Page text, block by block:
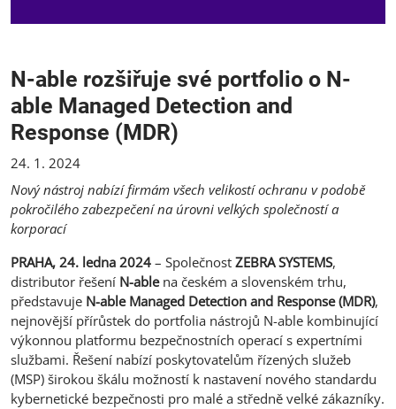
N-able rozšiřuje své portfolio o N-
able Managed Detection and
Response (MDR)
24. 1. 2024
Nový nástroj nabízí firmám všech velikostí ochranu v podobě
pokročilého zabezpečení na úrovni velkých společností a
korporací
PRAHA, 24. ledna 2024 – Společnost ZEBRA SYSTEMS,
distributor řešení N-ablena českém a slovenském trhu,
představuje N-able Managed Detection and Response (MDR),
nejnovější přírůstek do portfolia nástrojů N-able kombinující
výkonnou platformu bezpečnostních operací s expertními
službami. Řešení nabízí poskytovatelům řízených služeb
(MSP) širokou škálu možností k nastavení nového standardu
kybernetické bezpečnosti pro malé a středně velké zákazníky.